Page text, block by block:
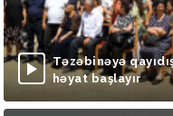
Təzəbinəyə
həyat başlayır